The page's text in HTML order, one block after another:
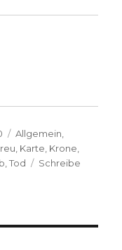
Kategorien
Allgemein
Karte Krone
,Tod
Schreibe